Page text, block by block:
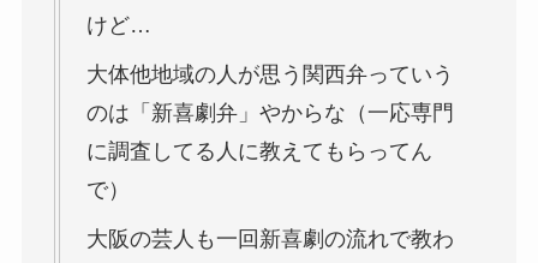
けど…
大体他地域の人が思う関西弁っていう
のは「新喜劇弁」やからな（一応専門
に調査してる人に教えてもらってん
で）
大阪の芸人も一回新喜劇の流れで教わ